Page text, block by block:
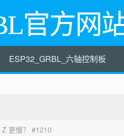
官方网
ESP32_GRBL_六轴控制板
更慢？ #1210